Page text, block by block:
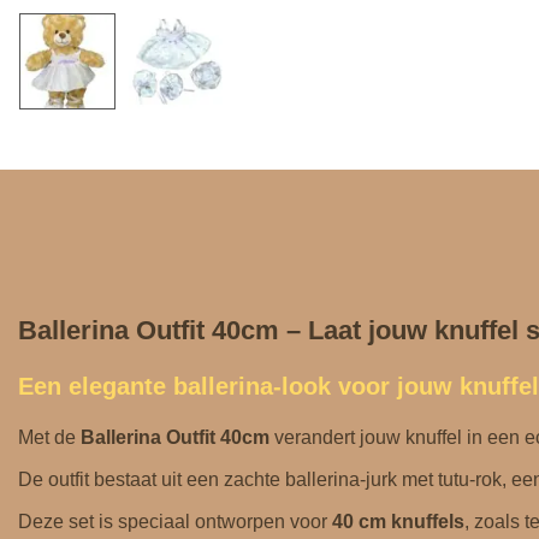
Ballerina Outfit 40cm – Laat jouw knuffel
Een elegante ballerina‑look voor jouw knuffel
Met de Ballerina Outfit 40cm verandert jouw knuffel in een
De outfit bestaat uit een zachte ballerina‑jurk met tutu‑rok,
Deze set is speciaal ontworpen voor 40 cm knuffels, zoals